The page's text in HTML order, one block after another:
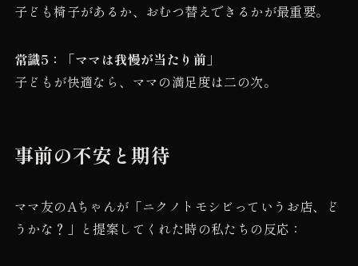
子ども椅子があるか、おむつ替えできるかが最重要。
常識5：「ママは我慢が当たり前」
子どもが快適なら、ママの満足度は二の次。
事前の不安と期待
ママ友のAちゃんが「ニクノトモシビっていうお店、ど
うかな？」と提案してくれた時の私たちの反応：